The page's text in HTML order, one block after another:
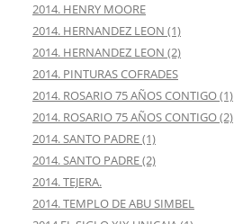
2014. HENRY MOORE
2014. HERNANDEZ LEON (1)
2014. HERNANDEZ LEON (2)
2014. PINTURAS COFRADES
2014. ROSARIO 75 AÑOS CONTIGO (1)
2014. ROSARIO 75 AÑOS CONTIGO (2)
2014. SANTO PADRE (1)
2014. SANTO PADRE (2)
2014. TEJERA.
2014. TEMPLO DE ABU SIMBEL